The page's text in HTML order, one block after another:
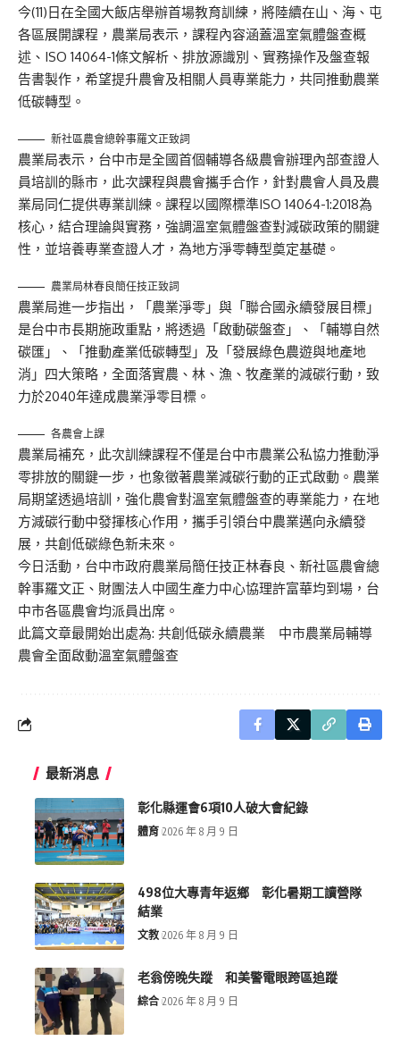
今(11)日在全國大飯店舉辦首場教育訓練，將陸續在山、海、屯
各區展開課程，農業局表示，課程內容涵蓋溫室氣體盤查概
述、ISO 14064-1條文解析、排放源識別、實務操作及盤查報
告書製作，希望提升農會及相關人員專業能力，共同推動農業
低碳轉型。
新社區農會總幹事羅文正致詞
農業局表示，台中市是全國首個輔導各級農會辦理內部查證人
員培訓的縣市，此次課程與農會攜手合作，針對農會人員及農
業局同仁提供專業訓練。課程以國際標準ISO 14064-1:2018為
核心，結合理論與實務，強調溫室氣體盤查對減碳政策的關鍵
性，並培養專業查證人才，為地方淨零轉型奠定基礎。
農業局林春良簡任技正致詞
農業局進一步指出，「農業淨零」與「聯合國永續發展目標」
是台中市長期施政重點，將透過「啟動碳盤查」、「輔導自然
碳匯」、「推動產業低碳轉型」及「發展綠色農遊與地產地
消」四大策略，全面落實農、林、漁、牧產業的減碳行動，致
力於2040年達成農業淨零目標。
各農會上課
農業局補充，此次訓練課程不僅是台中市農業公私協力推動淨
零排放的關鍵一步，也象徵著農業減碳行動的正式啟動。農業
局期望透過培訓，強化農會對溫室氣體盤查的專業能力，在地
方減碳行動中發揮核心作用，攜手引領台中農業邁向永續發
展，共創低碳綠色新未來。
今日活動，台中市政府農業局簡任技正林春良、新社區農會總
幹事羅文正、財團法人中國生產力中心協理許富華均到場，台
中市各區農會均派員出席。
此篇文章最開始出處為: 共創低碳永續農業 中市農業局輔導
農會全面啟動溫室氣體盤查
最新消息
彰化縣運會6項10人破大會紀錄
體育 2026 年 8 月 9 日
498位大專青年返鄉 彰化暑期工讀營隊
結業
文教 2026 年 8 月 9 日
老翁傍晚失蹤 和美警電眼跨區追蹤
綜合 2026 年 8 月 9 日